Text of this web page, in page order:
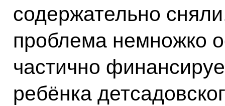
содержательно
проблема немножко
частично
ребёнка